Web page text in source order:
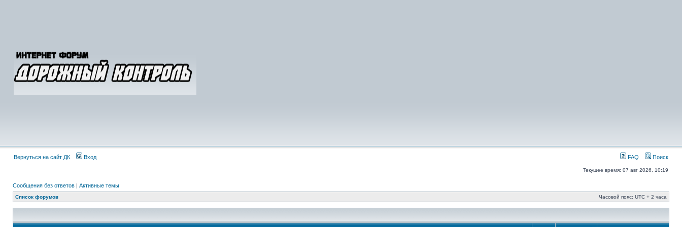
Вернуться на сайт ДК Вход FAQ Поиск
Текущее время: 07 авг 2026, 10:19
Сообщения без ответов | Активные темы
Список форумов Часовой пояс: UTC + 2 часа